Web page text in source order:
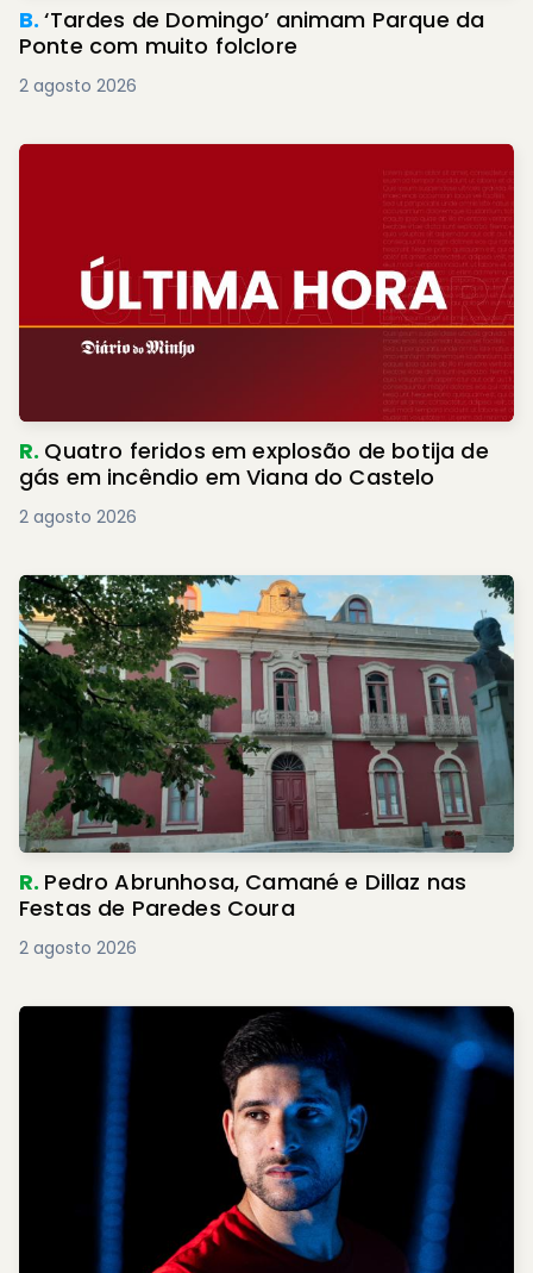
B.‘Tardes de Domingo’ animam Parque da
Ponte com muito folclore
2 agosto 2026
R. Quatro feridos em explosão de botija de
gás em incêndio em Viana do Castelo
2 agosto 2026
R. Pedro Abrunhosa, Camané e Dillaz nas
Festas de Paredes Coura
2 agosto 2026